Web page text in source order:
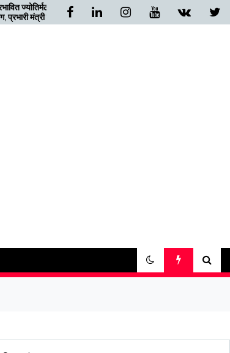
बदरीनाथ जा रहे गुजरात के चार यात्री
निजमुला घाटी में फंसे, ग्रामीणों ने दिया
सहारा